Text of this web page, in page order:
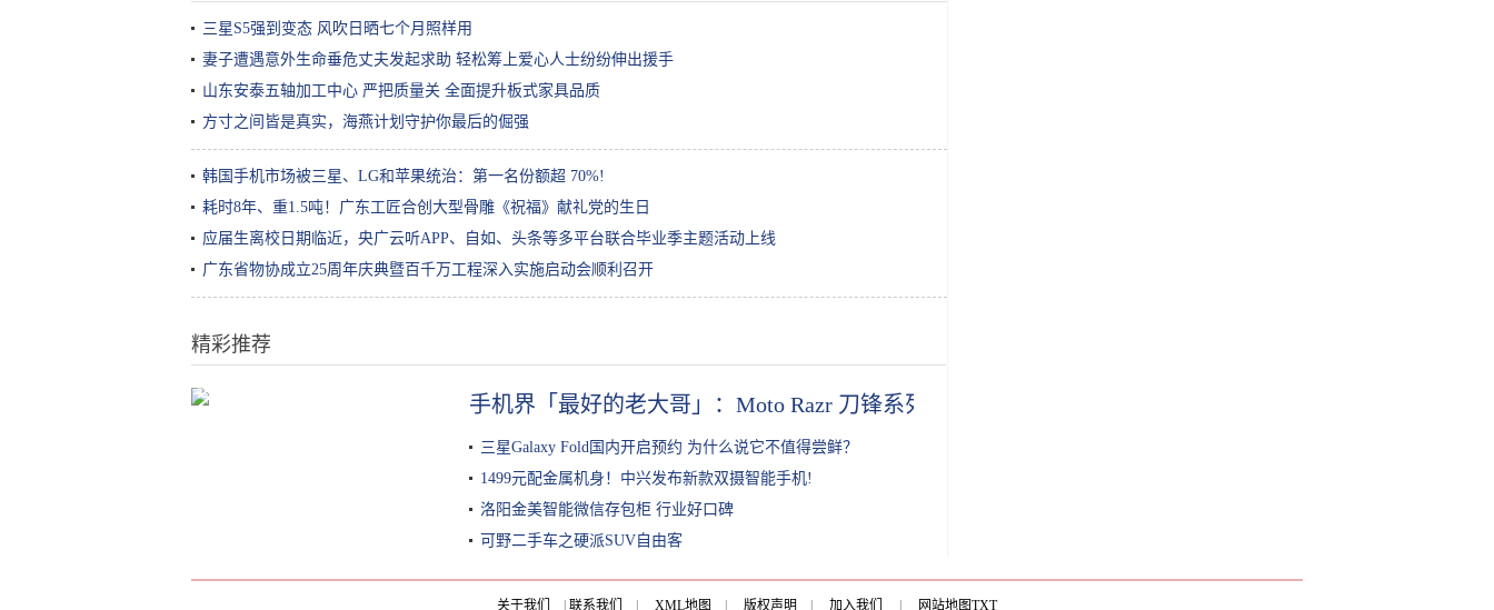
三星S5强到变态 风吹日晒七个月照样用
妻子遭遇意外生命垂危丈夫发起求助 轻松筹上爱心人士纷纷伸出援手
山东安泰五轴加工中心 严把质量关 全面提升板式家具品质
方寸之间皆是真实，海燕计划守护你最后的倔强
韩国手机市场被三星、LG和苹果统治：第一名份额超 70%!
耗时8年、重1.5吨！广东工匠合创大型骨雕《祝福》献礼党的生日
应届生离校日期临近，央广云听APP、自如、头条等多平台联合毕业季主题活动上线
广东省物协成立25周年庆典暨百千万工程深入实施启动会顺利召开
精彩推荐
这个真的是“有头发”的包贝尔吗？
手机界「最好的老大哥」：Moto Razr 刀锋系列回顾
三星Galaxy Fold国内开启预约 为什么说它不值得尝鲜？
1499元配金属机身！中兴发布新款双摄智能手机!
洛阳金美智能微信存包柜 行业好口碑
可野二手车之硬派SUV自由客
关于我们 联系我们 XML地图 版权声明 加入我们 网站地图TXT